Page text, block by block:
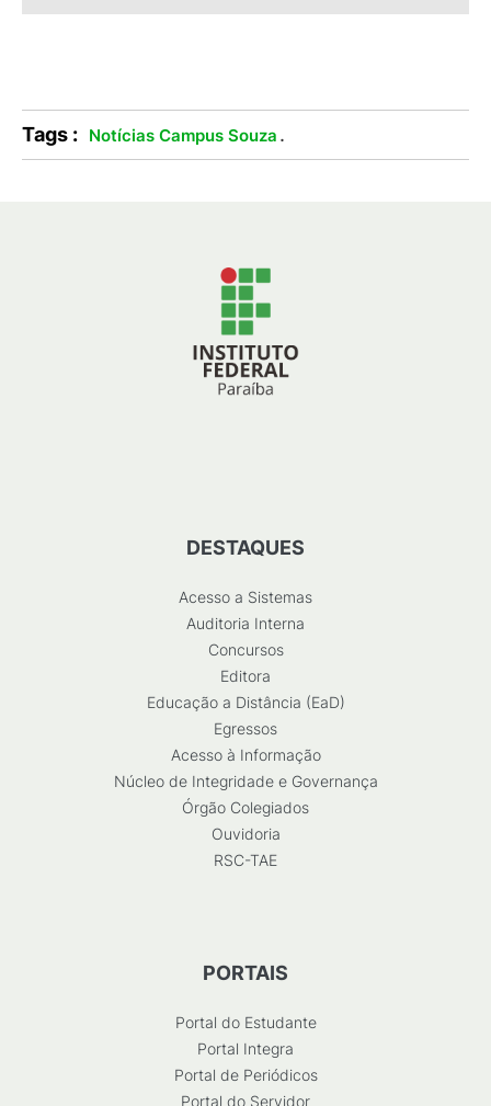
Tags : Notícias Campus Souza .
DESTAQUES
Acesso a Sistemas
Auditoria Interna
Concursos
Editora
Educação a Distância (EaD)
Egressos
Acesso à Informação
Núcleo de Integridade e Governança
Órgão Colegiados
Ouvidoria
RSC-TAE
PORTAIS
Portal do Estudante
Portal Integra
Portal de Periódicos
Portal do Servidor